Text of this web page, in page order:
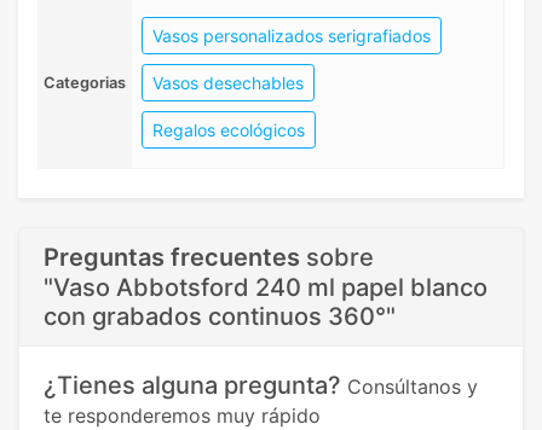
Categorias
Vasos personalizados serigrafiados
Vasos desechables
Regalos ecológicos
Preguntas frecuentes sobre
"Vaso Abbotsford 240 ml papel blanco
con grabados continuos 360°"
¿Tienes alguna pregunta? Consúltanos y
te responderemos muy rápido